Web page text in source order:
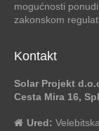
mogućnosti
zakonskom
Kontakt
Solar Projekt
Cesta Mira 16,
Ured: